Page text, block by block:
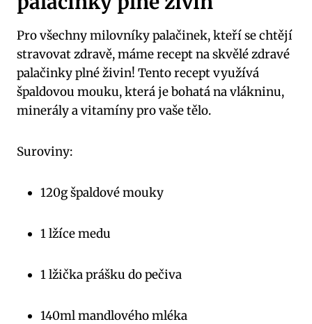
Pro všechny milovníky palačinek, kteří se chtějí
stravovat zdravě, máme recept na skvělé zdravé
palačinky plné živin! Tento recept využívá
špaldovou mouku, která je bohatá na vlákninu,
minerály a vitamíny pro vaše tělo.
Suroviny:
120g špaldové mouky
1 lžíce medu
1 lžička prášku do pečiva
140ml mandlového mléka